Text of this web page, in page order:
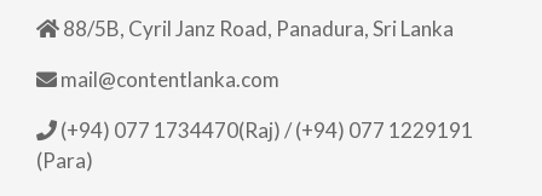
88/5B, Cyril Janz Road, Panadura, Sri Lanka
mail@contentlanka.com
(+94) 077 1734470(Raj) / (+94) 077 1229191
(Para)